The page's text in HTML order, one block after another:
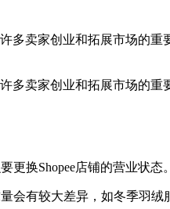
多卖家创业和拓展市场的
多卖家创业和拓展市场的
换Shopee店铺的营业状态
会有较大差异，如冬季羽绒